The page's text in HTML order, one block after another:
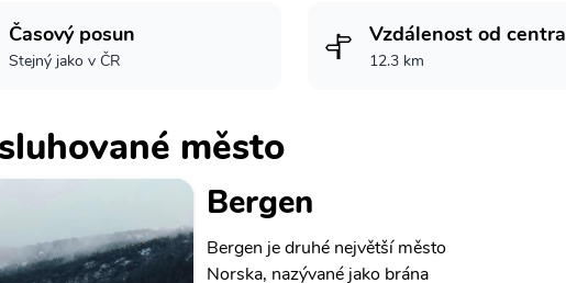
Časový posun
Stejný jako v ČR
Vzdálenost od centra
12.3 km
město
Bergen
Bergen je druhé největší město
Norska, nazývané jako brána